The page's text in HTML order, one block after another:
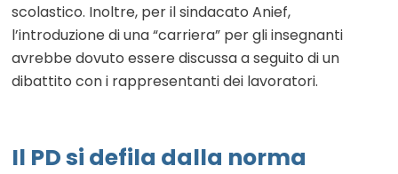
scolastico. Inoltre, per il sindacato Anief,
l’introduzione di una “carriera” per gli insegnanti
avrebbe dovuto essere discussa a seguito di un
dibattito con i rappresentanti dei lavoratori.
Il PD si defila dalla norma